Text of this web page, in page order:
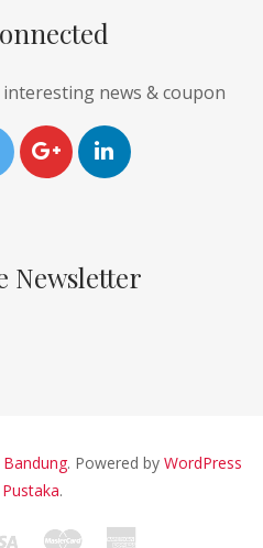
news & coupon
Newsletter
. Powered by WordPress
Pustaka.